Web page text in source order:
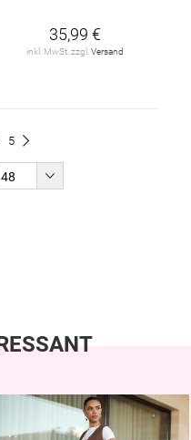
35,99 €
inkl. MwSt. zzgl. Versand
Seite
5